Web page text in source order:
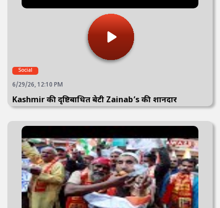
Social
6/29/26, 12:10 PM
Kashmir की दृष्टिबाधित बेटी Zainab’s की शानदार